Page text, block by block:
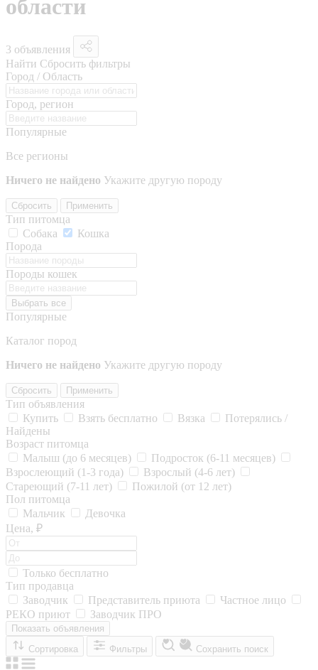
области
3 объявления
Найти Сбросить фильтры
Город / Область
Город, регион
Популярные
Все регионы
Ничего не найдено Укажите другую породу
Сбросить Применить
Тип питомца
Собака
Кошка
Порода
Породы кошек
Выбрать все
Популярные
Каталог пород
Ничего не найдено Укажите другую породу
Сбросить Применить
Тип объявления
Купить
Взять бесплатно Вязка
Потерялись /
Найдены
Возраст питомца
Малыш (до 6 месяцев)
Подросток (6-11 месяцев)
Взрослеющий (1-3 года)
Взрослый (4-6 лет)
Стареющий (7-11 лет)
Пожилой (от 12 лет)
Пол питомца
Мальчик
Девочка
Цена, ₽
Только бесплатно
Тип продавца
Заводчик
Представитель приюта
Частное лицо
РЕКО приют
Заводчик ПРО
Показать объявления
Сортировка
Фильтры Сохранить поиск